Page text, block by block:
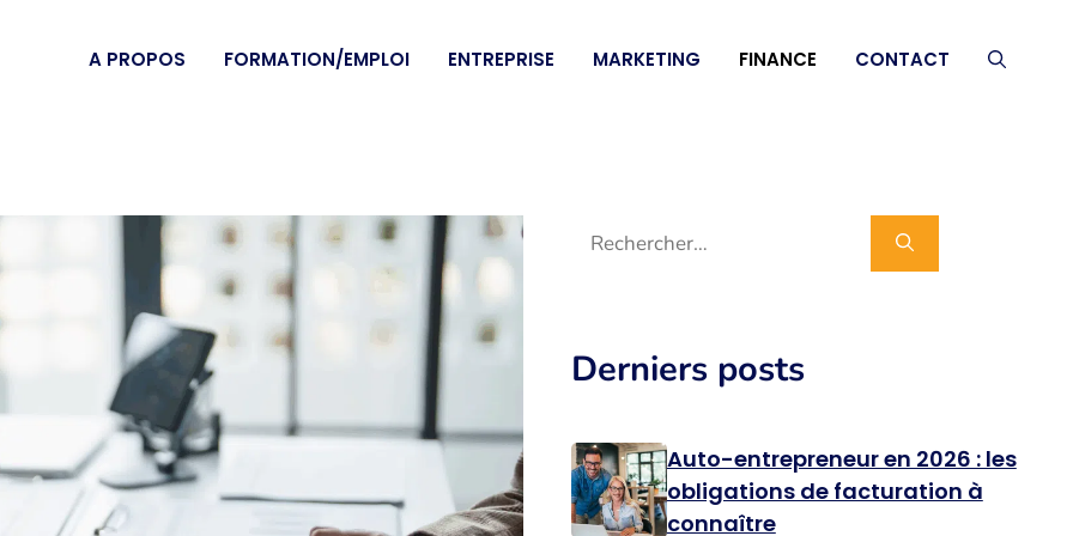
A PROPOS FORMATION/EMPLOI ENTREPRISE MARKETING FINANCE CONTACT
Rechercher :
Derniers posts
Auto-entrepreneur en 2026 : les
obligations de facturation à
connaître